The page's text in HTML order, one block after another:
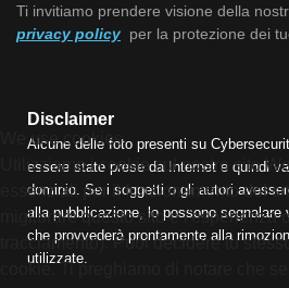
Ti invitiamo prendere visione della
privacy policy per la protezione dei
Disclaimer
Alcune delle foto presenti su
essere state prese da Internet e quindi
dominio. Se i soggetti o gli autori
alla pubblicazione, lo possono segnalare
che provvederà prontamente alla
utilizzate.
We use cookies
Utilizziamo i cookie sul nostro sito
essenziali per il funzionamento del
migliorare questo sito e l'esperienza
tracciamento). Puoi decidere tu
cookie. Ti preghiamo di notare che